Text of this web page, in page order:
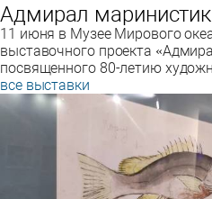
Адмирал
11 июня в Музее Мирового
выставочного проекта
посвященного 80-летию
все выставки